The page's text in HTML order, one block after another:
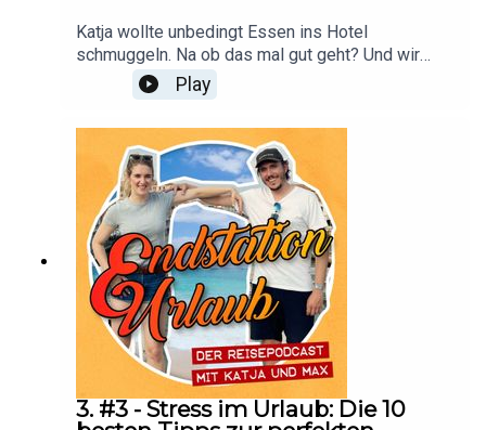
Katja wollte unbedingt Essen ins Hotel
schmuggeln. Na ob das mal gut geht? Und wir
haben eine "Nature" Tour gemacht und auch ein
informatives Interview mit dem Fahrer geführt.
Achtung Geheimtipp: Es gibt einen Eifelturm auf
Mauritius
Play
3. #3 - Stress im Urlaub: Die 10